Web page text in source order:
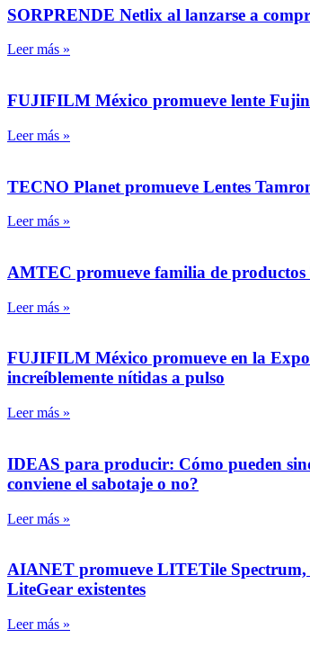
SORPRENDE Netlix al lanzarse a
Leer más »
FUJIFILM México promueve lente
Leer más »
TECNO Planet promueve Lentes
Leer más »
AMTEC promueve familia de
Leer más »
FUJIFILM México promueve en la
increíblemente nítidas a pulso
Leer más »
IDEAS para producir: Cómo pueden
conviene el sabotaje o no?
Leer más »
AIANET promueve LITETile Spectrum,
LiteGear existentes
Leer más »